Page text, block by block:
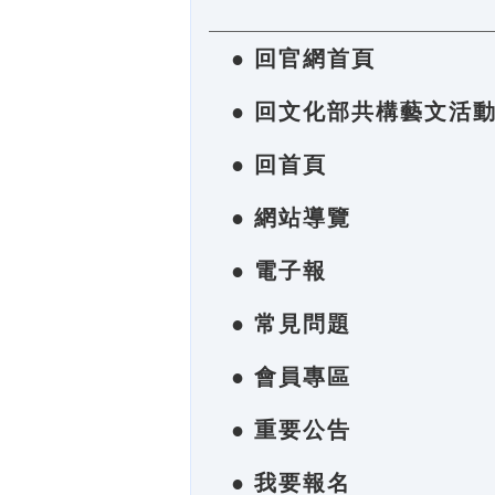
● 回官網首頁
● 回文化部共構藝文活
● 回首頁
● 網站導覽
● 電子報
● 常見問題
● 會員專區
● 重要公告
● 我要報名